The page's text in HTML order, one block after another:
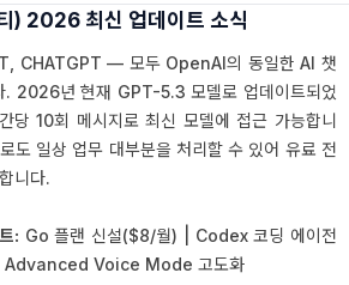
) 2026 최신 업데이트 소식
CHATGPT — 모두 OpenAI의 동일한 AI 챗
. 2026년 현재 GPT-5.3 모델로 업데이트되었
당 10회 메시지로 최신 모델에 접근 가능합니
도 일상 업무 대부분을 처리할 수 있어 유료 전
니다.
: Go 플랜 신설($8/월) | Codex 코딩 에이전
Advanced Voice Mode 고도화